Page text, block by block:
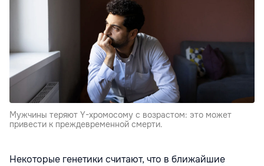
Мужчины теряют Y-хромосому с возрастом: это может
привести к преждевременной смерти.
Некоторые генетики считают, что в ближайшие